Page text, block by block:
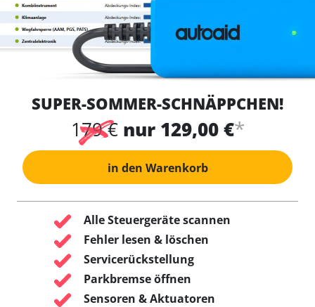
SUPER-SOMMER-SCHNÄPPCHEN!
179 € nur 129,00 €*
in den Warenkorb
Alle Steuergeräte scannen
Fehler lesen & löschen
Servicerückstellung
Parkbremse öffnen
Sensoren & Aktuatoren